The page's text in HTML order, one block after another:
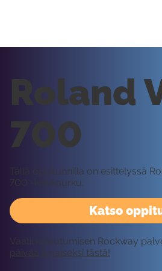
Katso
Roland
700
Tällä oppitunnilla on esittelyssä
700 -keikkaurku.
Vaatii kirjautumisen Rockway
päivää ilmaiseksi tästä!